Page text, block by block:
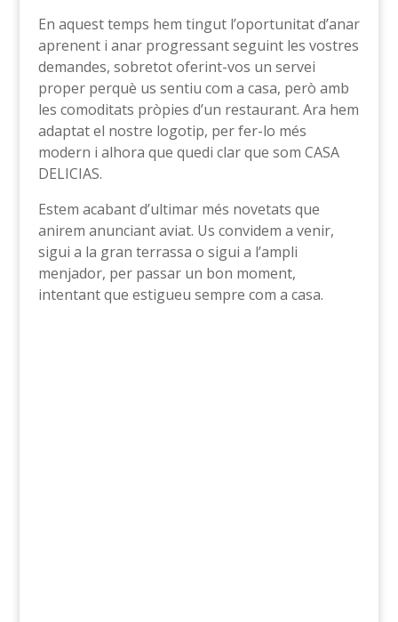
En aquest temps hem tingut l’oportunitat d’anar
aprenent i anar progressant seguint les vostres
demandes, sobretot oferint-vos un servei
proper perquè us sentiu com a casa, però amb
les comoditats pròpies d’un restaurant. Ara hem
adaptat el nostre logotip, per fer-lo més
modern i alhora que quedi clar que som CASA
DELICIAS.
Estem acabant d’ultimar més novetats que
anirem anunciant aviat. Us convidem a venir,
sigui a la gran terrassa o sigui a l’ampli
menjador, per passar un bon moment,
intentant que estigueu sempre com a casa.